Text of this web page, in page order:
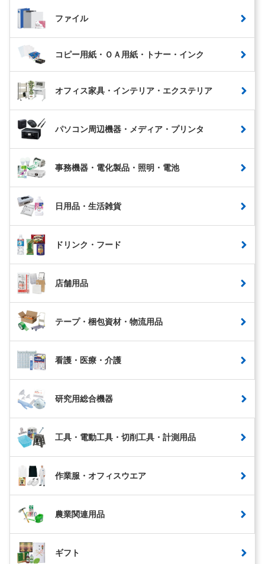
ファイル
コピー用紙・ＯＡ用紙・トナー・インク
オフィス家具・インテリア・エクステリア
パソコン周辺機器・メディア・プリンタ
事務機器・電化製品・照明・電池
日用品・生活雑貨
ドリンク・フード
店舗用品
テープ・梱包資材・物流用品
看護・医療・介護
研究用総合機器
工具・電動工具・切削工具・計測用品
作業服・オフィスウエア
農業関連用品
ギフト